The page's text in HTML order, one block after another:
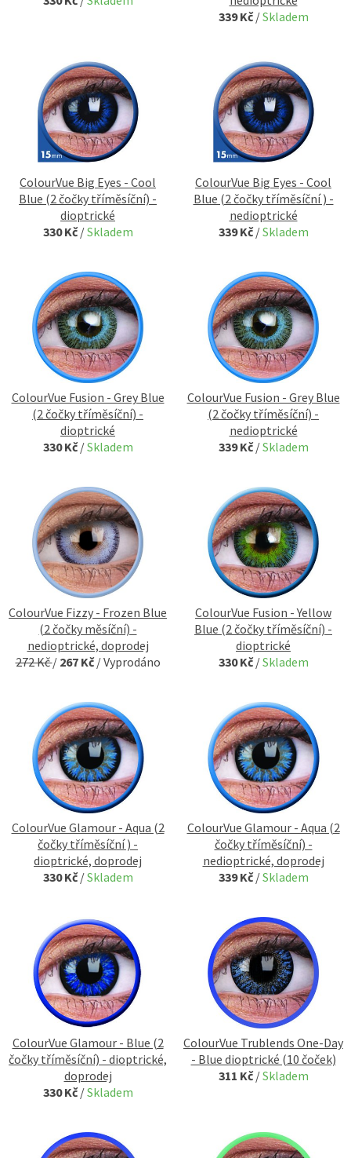
339 Kč/Skladem
ColourVue Big Eyes - Cool
Blue (2 čočky tříměsíční) -
dioptrické
330 Kč/Skladem
ColourVue Big Eyes - Cool
Blue (2 čočky tříměsíční ) -
nedioptrické
339 Kč/Skladem
ColourVue Fusion - Grey Blue
(2 čočky tříměsíční) -
dioptrické
330 Kč/Skladem
ColourVue Fusion - Grey Blue
(2 čočky tříměsíční) -
nedioptrické
339 Kč/Skladem
ColourVue Fizzy - Frozen Blue
(2 čočky měsíční) -
nedioptrické, doprodej
272 Kč/ 267 Kč/Vyprodáno
ColourVue Fusion - Yellow
Blue (2 čočky tříměsíční) -
dioptrické
330 Kč/Skladem
ColourVue Glamour - Aqua (2
čočky tříměsíční ) -
dioptrické, doprodej
330 Kč/Skladem
ColourVue Glamour - Aqua (2
čočky tříměsíční) -
nedioptrické, doprodej
339 Kč/Skladem
ColourVue Glamour - Blue (2
čočky tříměsíční) - dioptrické,
doprodej
330 Kč/Skladem
ColourVue Trublends One-Day
- Blue dioptrické (10 čoček)
311 Kč/Skladem